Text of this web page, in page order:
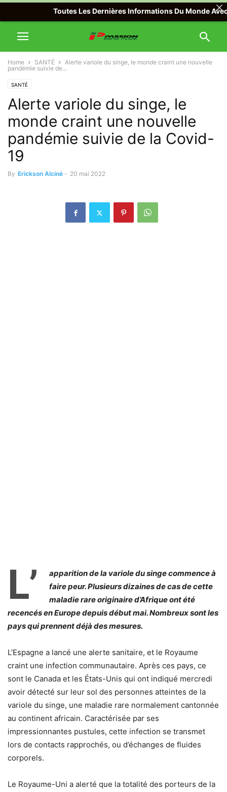
Home SANTÉ
Alerte variole du singe, le monde craint une nouvelle
pandémie suivie de...
SANTÉ
Alerte variole du singe, le
monde craint une nouvelle
pandémie suivie de la Covid-
19
By Erickson Alciné - 20 mai 2022
L’
apparition de la variole du singe commence à
faire peur. Plusieurs dizaines de cas de cette
maladie rare originaire d’Afrique ont été
recencés en Europe depuis début mai. Nombreux sont les
pays qui prennent déjà des mesures.
L’Espagne a lancé une alerte sanitaire, et le Royaume
craint une infection communautaire. Après ces pays, ce
sont le Canada et les États-Unis qui ont indiqué mercredi
avoir détecté sur leur sol des personnes atteintes de la
variole du singe, une maladie rare normalement cantonnée
au continent africain. Caractérisée par ses
impressionnantes pustules, cette infection se transmet
lors de contacts rapprochés, ou d’échanges de fluides
corporels.
Le Royaume-Uni a alerté que la totalité des porteurs de la
Toutes Les Dernières Informations Du Monde Avec